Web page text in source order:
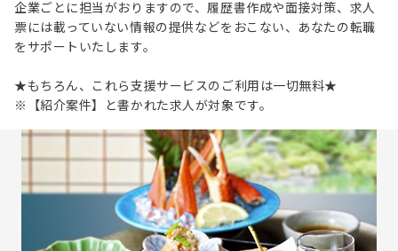
企業ごとに担当がおりますので、履歴書作成や面接対策、求人
票には載っていない情報の提供などをおこない、あなたの転職
をサポートいたします。
★もちろん、これら支援サービスのご利用は一切無料★
※【紹介案件】と書かれた求人が対象です。